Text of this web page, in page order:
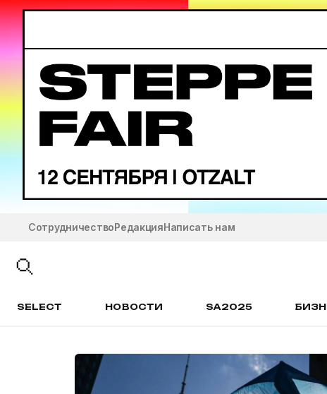
СотрудничествоРедакцияНаписать нам
SELECT НОВОСТИ SA2025